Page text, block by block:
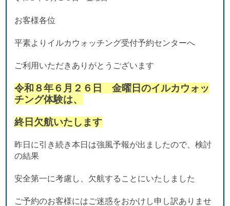
お客様各位
平素よりイルカウォッチング受付予約センターへ
ご利用いただきありがとうございます
令和８年６月２６日 金曜日のイルカウォッ
チング体験は、
終日欠航いたします
昨日に引き続き本日は強風予報が出ましたので、検討
の結果
安全第一に考慮し、欠航することにいたしました
ご予約のお客様にはご迷惑をおかけし申し訳ありませ